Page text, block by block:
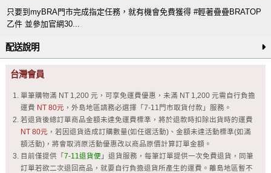
只要到myBRA門市完成指定任務，就有機會免費獲得 #輕著疊疊BRATOP
乙件 並參加官網30...
配送說明
台灣會員
單筆購物滿 NT 1,200 元，可享免運費優惠，未滿 NT 1,200 元需自行負擔
運費 NT 80元 ，外島地區請務必選擇「7-11門市取貨付款」服務。
若退貨後總訂單商品金額未達免運費標準，將於退款時扣除出貨時的運費
NT 80元 ，若因退貨造成訂購數量(如任選活動)、金額未達活動標準(如滿
額活動)，將會取消原活動優惠改以商品原價計算訂單金額。
目前僅提供「 7-11退貨便 」退貨服務，每筆訂單提供一次免費退貨，同筆
訂單若欲二次退回商品，就要自行負擔退貨所產生的運費。離島地區暫不